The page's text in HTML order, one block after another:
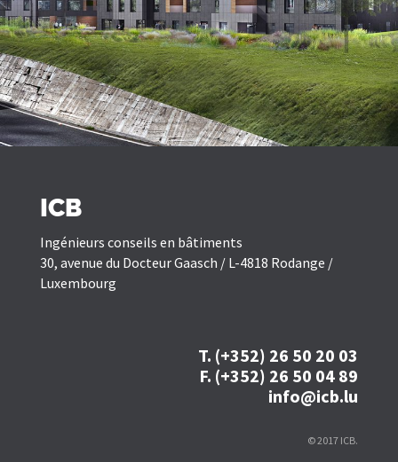
ICB
Ingénieurs conseils en bâtiments
30, avenue du Docteur Gaasch / L-4818 Rodange /
Luxembourg
T. (+352) 26 50 20 03
F. (+352) 26 50 04 89
info@icb.lu
© 2017 ICB.